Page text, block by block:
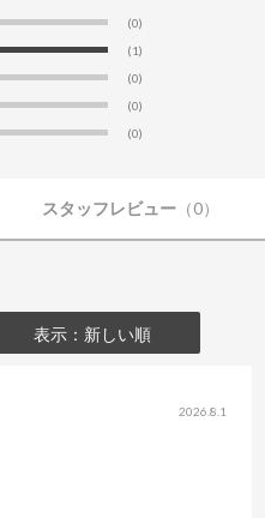
でご注意下さい。
ある場合は引っかかり易く、解け
色の要因になりますのでお避け下
(0)
(1)
(0)
(0)
(0)
スタッフレビュー （0）
表示：新しい順
2026.8.1